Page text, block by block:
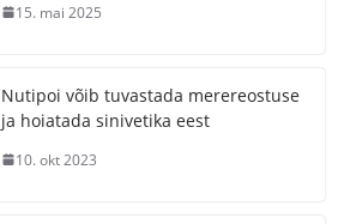
15. mai 2025
Nutipoi võib tuvastada merereostuse
ja hoiatada sinivetika eest
10. okt 2023